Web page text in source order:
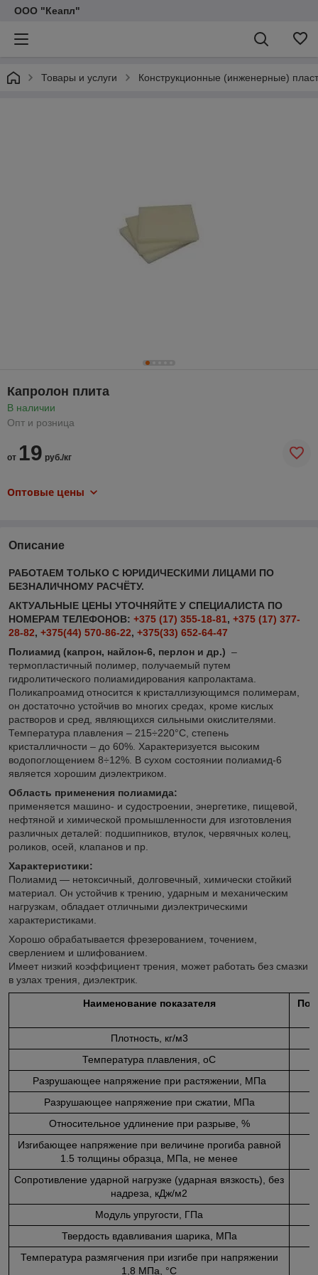
ООО "Кеапл"
Товары и услуги Конструкционные (инженерные)
Капролон плита
В наличии
Опт и розница
от 19 руб./кг
Оптовые цены
Описание
РАБОТАЕМ ТОЛЬКО С ЮРИДИЧЕСКИМИ ЛИЦАМИ ПО
БЕЗНАЛИЧНОМУ РАСЧЁТУ.
АКТУАЛЬНЫЕ ЦЕНЫ УТОЧНЯЙТЕ У СПЕЦИАЛИСТА ПО
НОМЕРАМ ТЕЛЕФОНОВ: +375 (17) 355-18-81, +375 (17) 377-
28-82, +375(44) 570-86-22, +375(33) 652-64-47
Полиамид (капрон, найлон-6, перлон и др.) –
термопластичный полимер, получаемый путем
гидролитического полиамидирования капролактама.
Поликапроамид относится к кристаллизующимся полимерам,
он достаточно устойчив во многих средах, кроме кислых
растворов и сред, являющихся сильными окислителями.
Температура плавления – 215÷220°С, степень
кристалличности – до 60%. Характеризуется высоким
водопоглощением 8÷12%. В сухом состоянии полиамид-6
является хорошим диэлектриком.
Область применения полиамида:
применяется машино- и судостроении, энергетике, пищевой,
нефтяной и химической промышленности для изготовления
различных деталей: подшипников, втулок, червячных колец,
роликов, осей, клапанов и пр.
Характеристики:
Полиамид — нетоксичный, долговечный, химически стойкий
материал. Он устойчив к трению, ударным и механическим
нагрузкам, обладает отличными диэлектрическими
характеристиками.
Хорошо обрабатывается фрезерованием, точением,
сверлением и шлифованием.
Имеет низкий коэффициент трения, может работать без смазки
в узлах трения, диэлектрик.
Наименование показателя
Плотность, кг/м3
Температура плавления, oС
Разрушающее напряжение при растяжении, МПа
Разрушающее напряжение при сжатии, МПа
Относительное удлинение при разрыве, %
Изгибающее напряжение при величине прогиба равной
1.5 толщины образца, МПа, не менее
Сопротивление ударной нагрузке (ударная вязкость), без
надреза, кДж/м2
Модуль упругости, ГПа
Твердость вдавливания шарика, МПа
Температура размягчения при изгибе при напряжении
1,8 МПа, °С